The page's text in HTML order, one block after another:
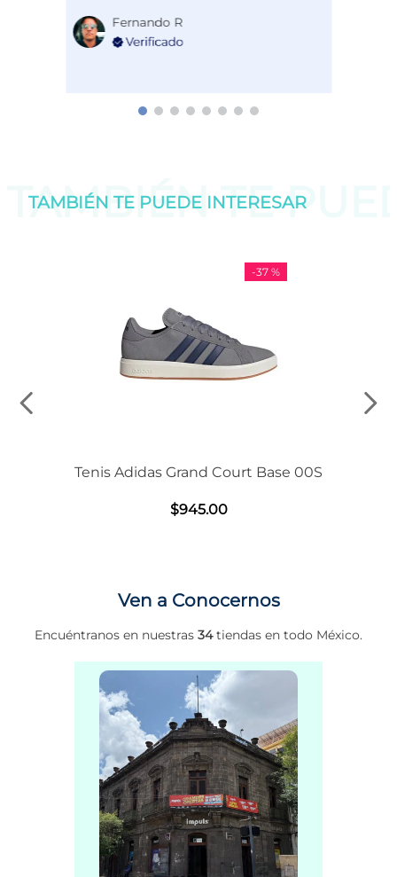
Fernando R
TAMBIÉN TE
TAMBIÉN TE PUEDE INTERESAR
-37 %
Tenis Adidas Grand Court Base 00S
$945.00
Ven a Conocernos
Encuéntranos en nuestras 34tiendas en todo México.